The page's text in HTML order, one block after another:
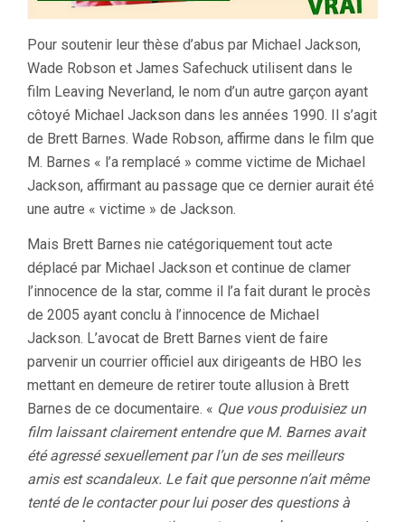
Pour soutenir leur thèse d’abus par Michael Jackson,
Wade Robson et James Safechuck utilisent dans le
film Leaving Neverland, le nom d’un autre garçon ayant
côtoyé Michael Jackson dans les années 1990. Il s’agit
de Brett Barnes. Wade Robson, affirme dans le film que
M. Barnes « l’a remplacé » comme victime de Michael
Jackson, affirmant au passage que ce dernier aurait été
une autre « victime » de Jackson.
Mais Brett Barnes nie catégoriquement tout acte
déplacé par Michael Jackson et continue de clamer
l’innocence de la star, comme il l’a fait durant le procès
de 2005 ayant conclu à l’innocence de Michael
Jackson. L’avocat de Brett Barnes vient de faire
parvenir un courrier officiel aux dirigeants de HBO les
mettant en demeure de retirer toute allusion à Brett
Barnes de ce documentaire. « Que vous produisiez un
film laissant clairement entendre que M. Barnes avait
été agressé sexuellement par l’un de ses meilleurs
amis est scandaleux. Le fait que personne n’ait même
tenté de le contacter pour lui poser des questions à